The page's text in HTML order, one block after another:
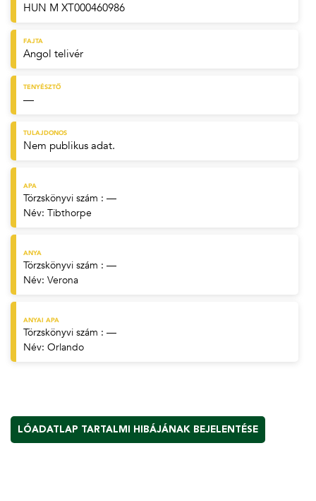
HUN M XT000460986
FAJTA
Angol telivér
TENYÉSZTŐ
—
TULAJDONOS
Nem publikus adat.
APA
Törzskönyvi szám : —
Név: Tibthorpe
ANYA
Törzskönyvi szám : —
Név: Verona
ANYAI APA
Törzskönyvi szám : —
Név: Orlando
LÓADATLAP TARTALMI HIBÁJÁNAK BEJELENTÉSE